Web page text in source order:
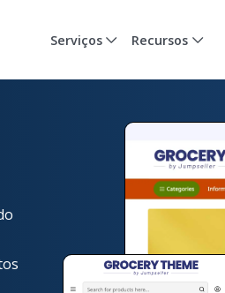
Serviços Recursos